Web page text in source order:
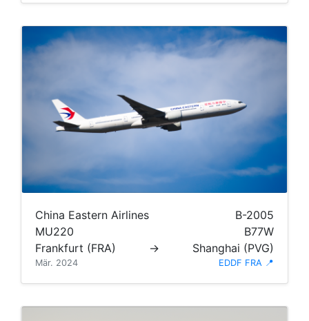
China Eastern Airlines
MU220
B-2005
B77W
Frankfurt (FRA)
→ Shanghai (PVG)
Mär. 2024 EDDF FRA 📍